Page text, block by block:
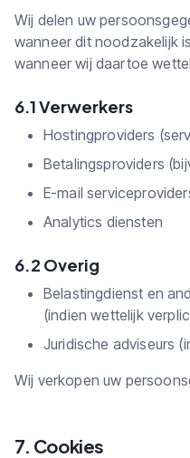
Wij delen uw
wanneer dit noodzakelijk
wanneer wij daartoe
6.1 Verwerkers
Hostingproviders
Betalingsproviders
E-mail
Analytics diensten
6.2 Overig
Belastingdienst en
(indien wettelijk
Juridische adviseurs
Wij verkopen uw
7. Cookies